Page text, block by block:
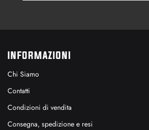
INFORMAZIONI
Chi Siamo
Contatti
Condizioni di vendita
Consegna, spedizione e resi